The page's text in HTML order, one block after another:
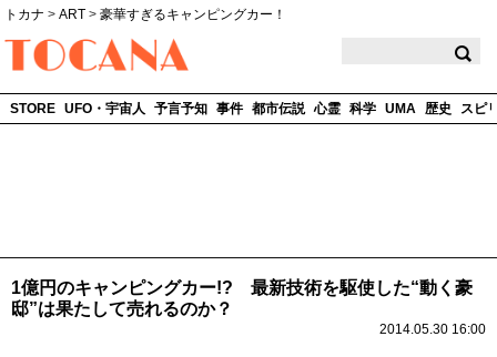
トカナ > ART > 豪華すぎるキャンピングカー！
STORE UFO・宇宙人 予言予知 事件 都市伝説 心霊 科学 UMA 歴史 スピ
1億円のキャンピングカー!? 最新技術を駆使した“動く豪
邸”は果たして売れるのか？
2014.05.30 16:00